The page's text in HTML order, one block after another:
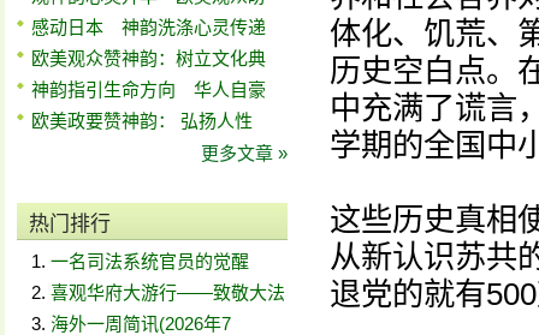
感动日本 神韵洗涤心灵传递
欧美观众赞神韵：树立文化典
神韵指引生命方向 华人自豪
欧美政要赞神韵： 弘扬人性
更多文章 »
热门排行
一名司法系统官员的觉醒
喜观华府大游行——致敬大法
海外一周简讯(2026年7
体化、饥荒、
历史空白点。
中充满了谎言
学期的全国中
这些历史真相
从新认识苏共
退党的就有